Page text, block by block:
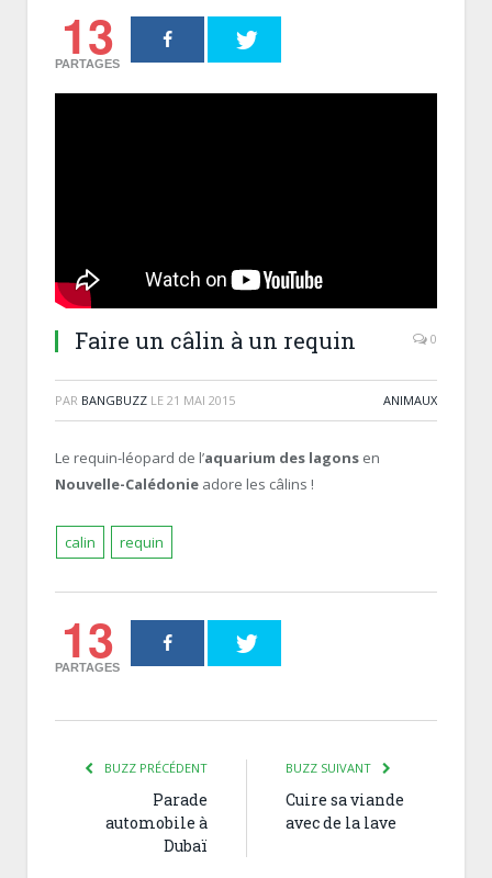
13
PARTAGES
Faire un câlin à un requin 0
PAR BANGBUZZ LE 21 MAI 2015 ANIMAUX
Le requin-léopard de l’aquarium des lagons en
Nouvelle-Calédonie adore les câlins !
calin requin
13
PARTAGES
BUZZ PRÉCÉDENT
Parade
automobile à
Dubaï
BUZZ SUIVANT
Cuire sa viande
avec de la lave